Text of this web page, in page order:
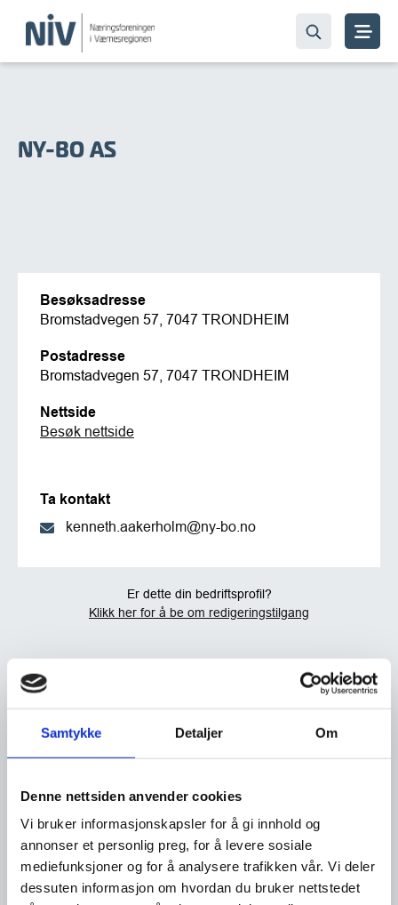
Samtykke Detaljer Om
Denne nettsiden anvender cookies
Vi bruker informasjonskapsler for å gi innhold og
annonser et personlig preg, for å levere sosiale
mediefunksjoner og for å analysere trafikken vår. Vi deler
dessuten informasjon om hvordan du bruker nettstedet
NY-BO AS
Besøksadresse
Bromstadvegen 57, 7047 TRONDHEIM
Postadresse
Bromstadvegen 57, 7047 TRONDHEIM
Nettside
Besøk nettside
Ta kontakt
kenneth.aakerholm@ny-bo.no
Er dette din bedriftsprofil?
Klikk her for å be om redigeringstilgang